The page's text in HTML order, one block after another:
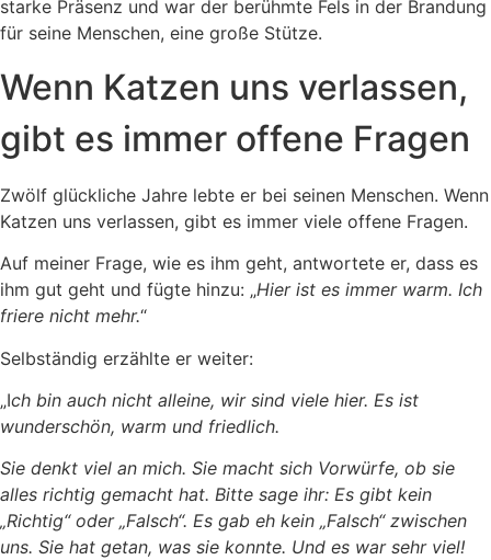
starke Präsenz und war der berühmte Fels in der Brandung
für seine Menschen, eine große Stütze.
Wenn Katzen uns verlassen,
gibt es immer offene Fragen
Zwölf glückliche Jahre lebte er bei seinen Menschen. Wenn
Katzen uns verlassen, gibt es immer viele offene Fragen.
Auf meiner Frage, wie es ihm geht, antwortete er, dass es
ihm gut geht und fügte hinzu: „Hier ist es immer warm. Ich
friere nicht mehr.“
Selbständig erzählte er weiter:
„Ich bin auch nicht alleine, wir sind viele hier. Es ist
wunderschön, warm und friedlich.
Sie denkt viel an mich. Sie macht sich Vorwürfe, ob sie
alles richtig gemacht hat. Bitte sage ihr: Es gibt kein
„Richtig“ oder „Falsch“. Es gab eh kein „Falsch“ zwischen
uns. Sie hat getan, was sie konnte. Und es war sehr viel!